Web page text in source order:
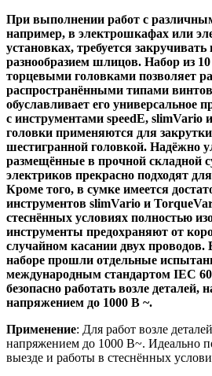
При выполнении работ с
например, в электрошкафах или
установках, требуется
разнообразием шлицов. Набор из
торцевыми головками позволяет
распространёнными типами
обуславливает его универсальное
с инструментами speedE, slimVario
головки применяются для
шестигранной головкой. Надёжно
размещённые в прочной складной
электриков прекрасно подходят
Кроме того, в сумке имеется
инструментов slimVario и
стеснённых условиях полностью
инструменты предохраняют от
случайном касании двух
наборе прошли отдельные
международным стандартом IEC
безопасно работать возле деталей,
напряжением до 1000 В ~.
Применение: Для работ возле
напряжением до 1000 В~. Идеально
выезде и работы в стеснённых